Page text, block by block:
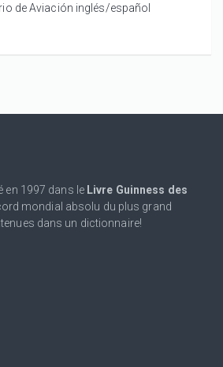
de Aviación inglés/español
en 1997 dans le Livre Guinness des
mondial absolu du plus grand
dans un dictionnaire!